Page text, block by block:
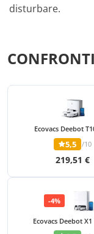
disturbare.
Ecovacs Deebot
5,5 /10
219,51 €
-4%
Ecovacs Deebot